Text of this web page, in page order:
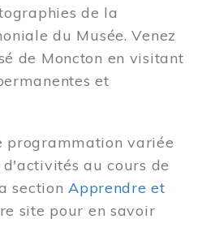
de la
du Musée. Venez
de Moncton en visitant
et
programmation variée
au cours de
sectionApprendre et
site pour en savoir